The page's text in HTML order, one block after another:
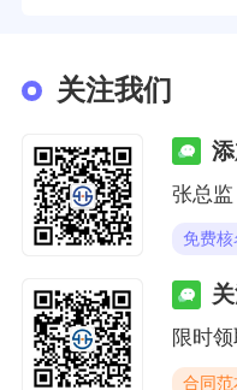
关注我们
张总监
免费
限时
合同